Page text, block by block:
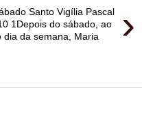
›
Santo Vigília Pascal
1Depois do sábado, ao
da semana, Maria